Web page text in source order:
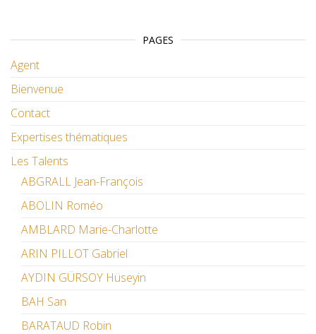
PAGES
Agent
Bienvenue
Contact
Expertises thématiques
Les Talents
ABGRALL Jean-François
ABOLIN Roméo
AMBLARD Marie-Charlotte
ARIN PILLOT Gabriel
AYDIN GÜRSOY Hüseyin
BAH San
BARATAUD Robin